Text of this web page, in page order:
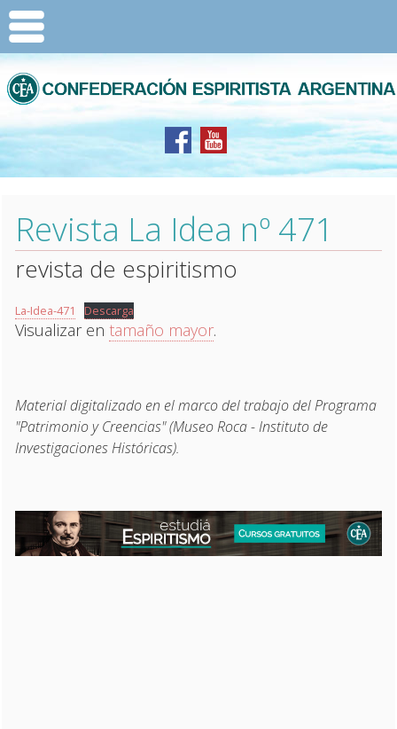
Revista La Idea nº 471
revista de espiritismo
La-Idea-471 Descarga
Visualizar entamaño mayor.
Material digitalizado en el marco del trabajo del Programa
"Patrimonio y Creencias" (Museo Roca - Instituto de
Investigaciones Históricas).